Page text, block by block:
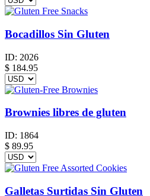
Bocadillos Sin Gluten
ID: 2026
$ 184.95
Brownies libres de gluten
ID: 1864
$ 89.95
Galletas Surtidas Sin Gluten